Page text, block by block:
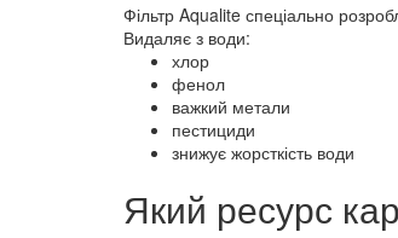
Фільтр Aqualite спеціально
Видаляє з води:
хлор
фенол
важкий метали
пестициди
знижує жорсткість води
Який ресурс